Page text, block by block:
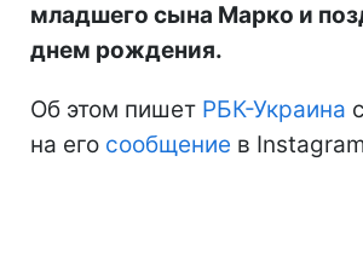
младшего сына Марко и
днем рождения.
Об этом пишет РБК-Украина
на его сообщение в